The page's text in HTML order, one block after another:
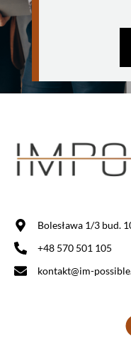
Bolesława 1/3 bud.
+48 570 501 105
kontakt@im-